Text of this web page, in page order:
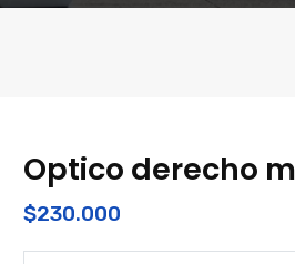
Optico derecho
$230.000